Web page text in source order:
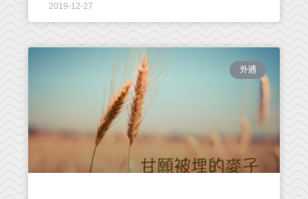
2019-12-27
外遇